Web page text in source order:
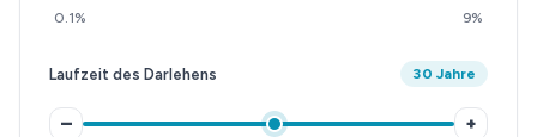
0.1% 9%
Laufzeit des Darlehens 30 Jahre
– +